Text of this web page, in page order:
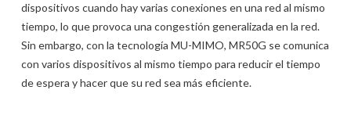
dispositivos cuando hay varias conexiones en una red al mismo
tiempo, lo que provoca una congestión generalizada en la red.
Sin embargo, con la tecnología MU-MIMO, MR50G se comunica
con varios dispositivos al mismo tiempo para reducir el tiempo
de espera y hacer que su red sea más eficiente.